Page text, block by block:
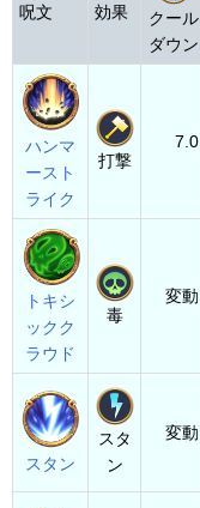
呪文 効果
クール
ダウン
ハンマ
ースト
ライク
打撃
7.0
トキシ
ックク
ラウド
毒
変動
スタン
スタ
ン
変動